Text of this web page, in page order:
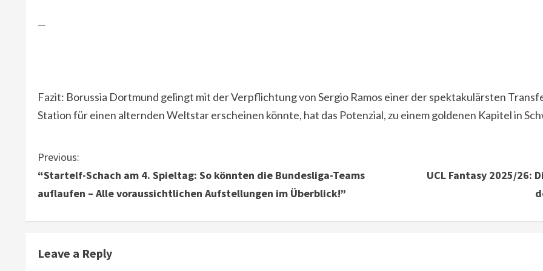
—
Fazit: Borussia Dortmund gelingt mit der Verpflichtung von Sergio Ramos einer der spektakulärsten
Station für einen alternden Weltstar erscheinen könnte, hat das Potenzial, zu einem goldenen Kapitel in
C
o
i
Previous:
“Startelf-Schach am 4. Spieltag: So könnten die Bundesliga-Teams
auflaufen – Alle voraussichtlichen Aufstellungen im Überblick!”
UCL Fantasy 2025/26:
Leave a Reply